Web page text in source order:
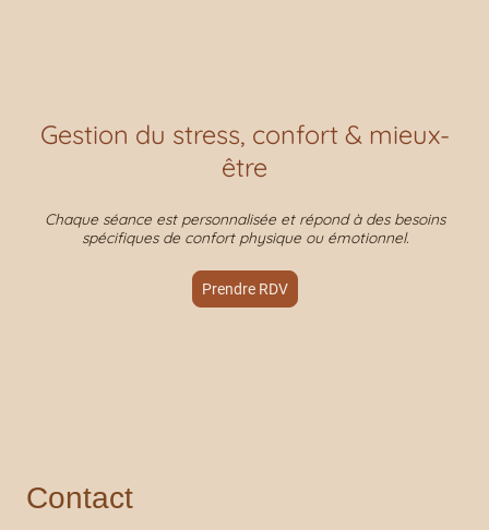
Gestion du stress, confort & mieux-
être
Chaque séance est personnalisée et répond à des besoins
spécifiques de confort physique ou émotionnel.
Prendre RDV
Contact